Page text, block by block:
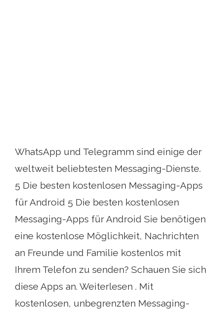
WhatsApp und Telegramm sind einige der
weltweit beliebtesten Messaging-Dienste.
5 Die besten kostenlosen Messaging-Apps
für Android 5 Die besten kostenlosen
Messaging-Apps für Android Sie benötigen
eine kostenlose Möglichkeit, Nachrichten
an Freunde und Familie kostenlos mit
Ihrem Telefon zu senden? Schauen Sie sich
diese Apps an. Weiterlesen . Mit
kostenlosen, unbegrenzten Messaging-